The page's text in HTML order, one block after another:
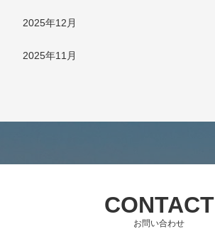
2025年12月
2025年11月
CONTACT
お問い合わせ